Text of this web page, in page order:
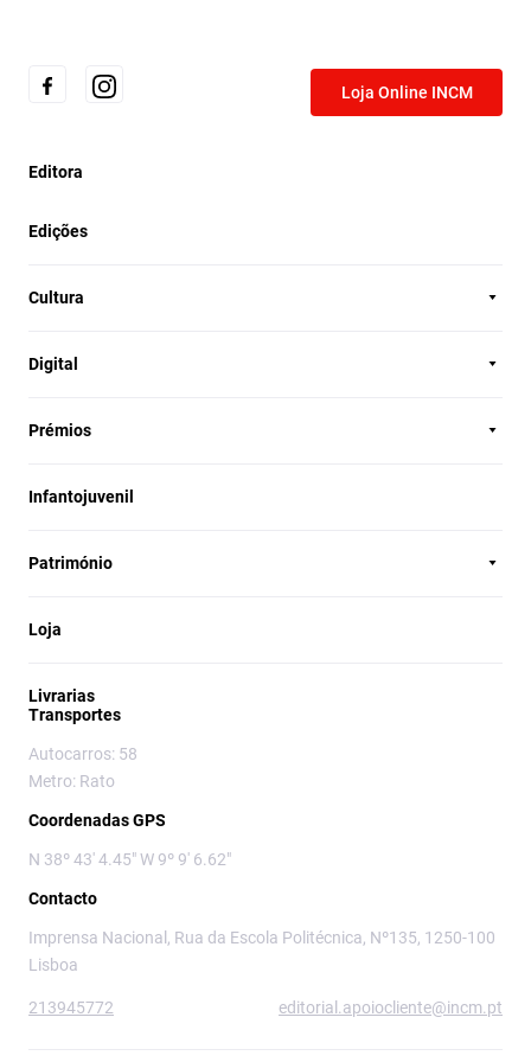
Loja Online INCM
Editora
Edições
Cultura
Digital
Prémios
Infantojuvenil
Património
Loja
Livrarias
Transportes
Autocarros: 58
Metro: Rato
Coordenadas GPS
N 38º 43' 4.45" W 9º 9' 6.62"
Contacto
Imprensa Nacional, Rua da Escola Politécnica, Nº135, 1250-100
Lisboa
213945772 editorial.apoiocliente@incm.pt